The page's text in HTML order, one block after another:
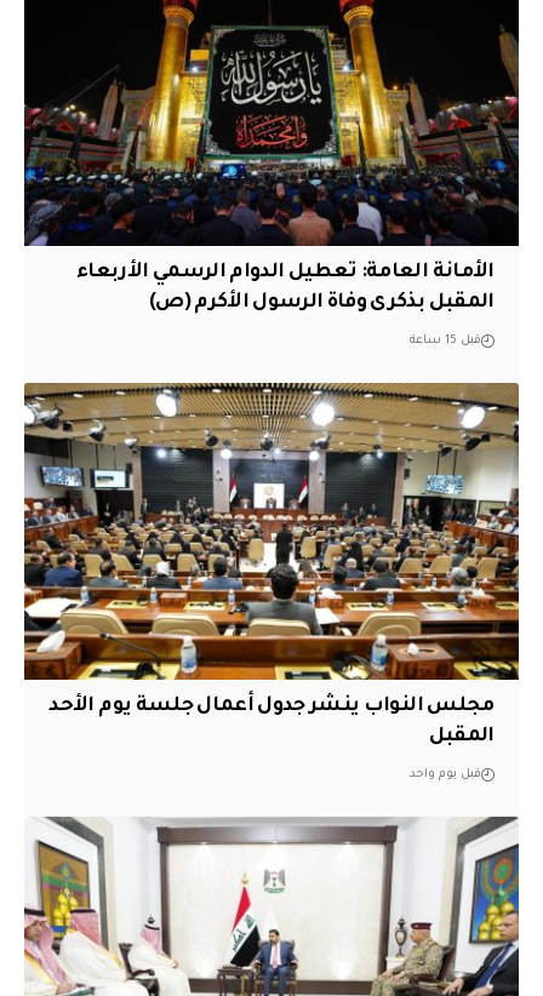
الأمانة العامة: تعطيل الدوام الرسمي الأربعاء
المقبل بذكرى وفاة الرسول الأكرم (ص)
قبل 15 ساعة
مجلس النواب ينشر جدول أعمال جلسة يوم الأحد
المقبل
قبل يوم واحد